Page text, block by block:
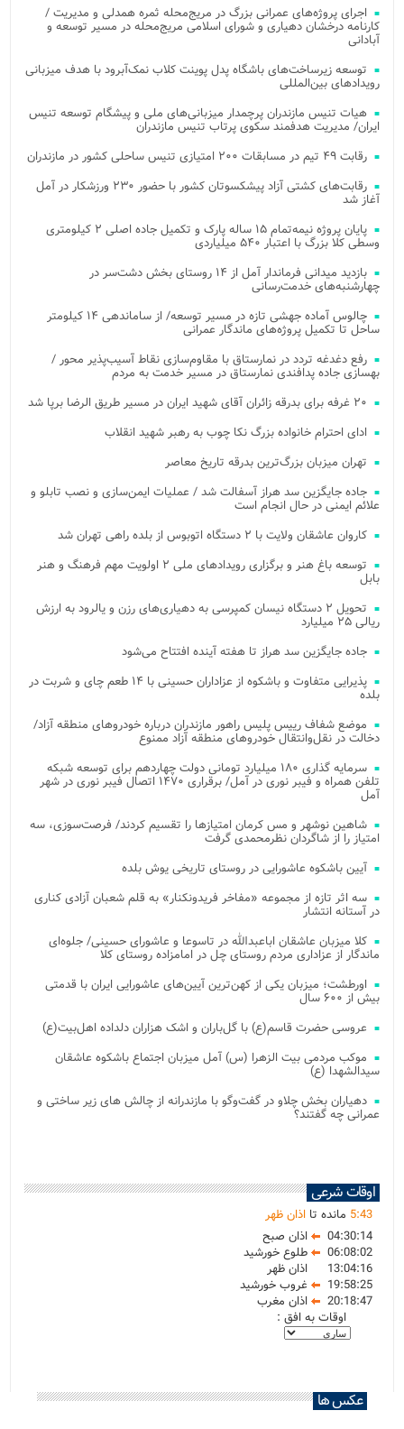
اجرای پروژه‌های عمرانی بزرگ در مریج‌محله ثمره همدلی و مدیریت /
کارنامه درخشان دهیاری و شورای اسلامی مریج‌محله در مسیر توسعه و
آبادانی
توسعه زیرساخت‌های باشگاه پدل پوینت کلاب نمک‌آبرود با هدف میزبانی
رویدادهای بین‌المللی
هیات تنیس مازندران پرچمدار میزبانی‌های ملی و پیشگام توسعه تنیس
ایران/ مدیریت هدفمند سکوی پرتاب تنیس مازندران
رقابت ۴۹ تیم در مسابقات ۲۰۰ امتیازی تنیس ساحلی کشور در مازندران
رقابت‌های کشتی آزاد پیشکسوتان کشور با حضور ۲۳۰ ورزشکار در آمل
آغاز شد
پایان پروژه نیمه‌تمام ۱۵ ساله پارک و تکمیل جاده اصلی ۲ کیلومتری
وسطی کلا بزرگ با اعتبار ۵۴۰ میلیاردی
بازدید میدانی فرماندار آمل از ۱۴ روستای بخش دشت‌سر در
چهارشنبه‌های خدمت‌رسانی
چالوس آماده جهشی تازه در مسیر توسعه/ از ساماندهی ۱۴ کیلومتر
ساحل تا تکمیل پروژه‌های ماندگار عمرانی
رفع دغدغه تردد در نمارستاق با مقاوم‌سازی نقاط آسیب‌پذیر محور /
بهسازی جاده پدافندی نمارستاق در مسیر خدمت به مردم
۲۰ غرفه برای بدرقه زائران آقای شهید ایران در مسیر طریق الرضا برپا شد
ادای احترام خانواده بزرگ نکا چوب به رهبر شهید انقلاب
تهران میزبان بزرگ‌ترین بدرقه تاریخ معاصر
جاده جایگزین سد هراز آسفالت شد / عملیات ایمن‌سازی و نصب تابلو و
علائم ایمنی در حال انجام است
کاروان عاشقان ولایت با ۲ دستگاه اتوبوس از بلده راهی تهران شد
توسعه باغ هنر و برگزاری رویدادهای ملی ۲ اولویت مهم فرهنگ و هنر
بابل
تحویل ۲ دستگاه نیسان کمپرسی به دهیاری‌های رزن و یالرود به ارزش
ریالی ۲۵ میلیارد
جاده جایگزین سد هراز تا هفته آینده افتتاح می‌شود
پذیرایی متفاوت و باشکوه از عزاداران حسینی با ۱۴ طعم چای و شربت در
بلده
موضع شفاف رییس پلیس راهور مازندران درباره خودروهای منطقه آزاد/
دخالت در نقل‌وانتقال خودروهای منطقه آزاد ممنوع
سرمایه گذاری ۱۸۰ میلیارد تومانی دولت چهاردهم برای توسعه شبکه
تلفن همراه و فیبر نوری در آمل/ برقراری ۱۴۷۰ اتصال فیبر نوری در شهر
آمل
شاهین نوشهر و مس کرمان امتیازها را تقسیم کردند/ فرصت‌سوزی، سه
امتیاز را از شاگردان نظرمحمدی گرفت
آیین باشکوه عاشورایی در روستای تاریخی یوش بلده
سه اثر تازه از مجموعه «مفاخر فریدونکنار» به قلم شعبان آزادی کناری
در آستانه انتشار
کلا میزبان عاشقان اباعبدالله در تاسوعا و عاشورای حسینی/ جلوه‌ای
ماندگار از عزاداری مردم روستای چل در امامزاده روستای کلا
اورطشت؛ میزبان یکی از کهن‌ترین آیین‌های عاشورایی ایران با قدمتی
بیش از ۶۰۰ سال
عروسی حضرت قاسم(ع) با گل‌باران و اشک هزاران دلداده اهل‌بیت(ع)
موکب مردمی بیت‌ الزهرا (س) آمل میزبان اجتماع باشکوه عاشقان
سیدالشهدا (ع)
دهیاران بخش چلاو در گفت‌وگو با مازندرانه از چالش های زیر ساختی و
عمرانی چه گفتند؟
اوقات شرعی
5:43 مانده تااذان ظهر
04:30:14
اذان صبح
06:08:02
طلوع خورشید
13:04:16
اذان ظهر
19:58:25
غروب خورشید
20:18:47
اذان مغرب
اوقات به افق :
عکس ها